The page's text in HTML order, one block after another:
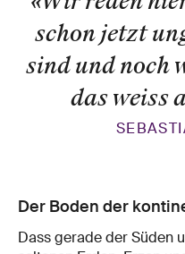
schon jetzt
sind und noch
das weiss
Der Boden der
Dass gerade der Süden